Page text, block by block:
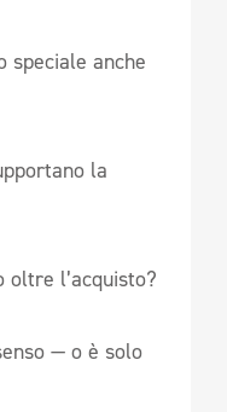
anche
la
l’acquisto?
— o è solo